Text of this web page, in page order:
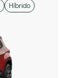
Híbrido